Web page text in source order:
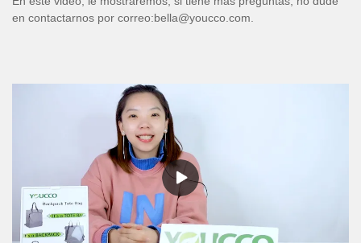
en contactarnos por correo:bella@youcco.com.